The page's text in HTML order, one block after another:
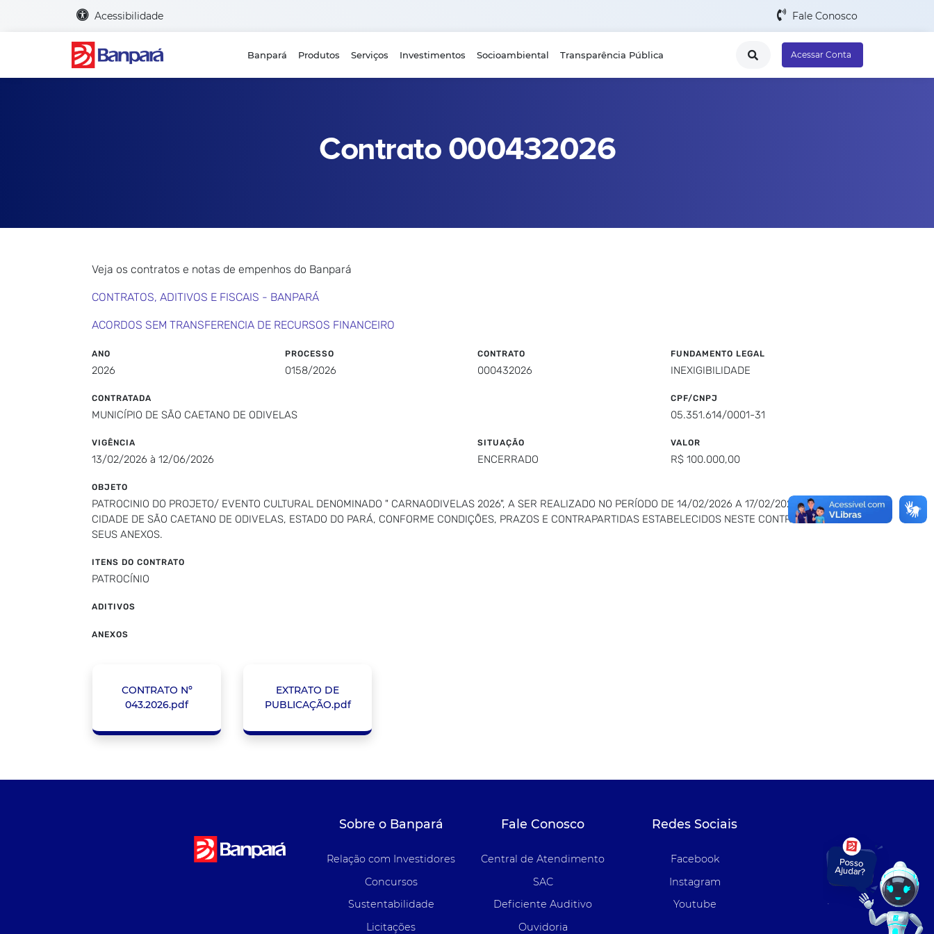
Acessibilidade Fale Conosco
Banpará Produtos Serviços Investimentos Socioambiental Transparência Pública Acessar Conta
Contrato 000432026
Veja os contratos e notas de empenhos do Banpará
CONTRATOS, ADITIVOS E FISCAIS - BANPARÁ
ACORDOS SEM TRANSFERENCIA DE RECURSOS FINANCEIRO
ANO
2026
PROCESSO
0158/2026
CONTRATO
000432026
FUNDAMENTO LEGAL
INEXIGIBILIDADE
CONTRATADA
MUNICÍPIO DE SÃO CAETANO DE ODIVELAS
CPF/CNPJ
05.351.614/0001-31
VIGÊNCIA
13/02/2026 à 12/06/2026
SITUAÇÃO
ENCERRADO
VALOR
R$ 100.000,00
OBJETO
PATROCINIO DO PROJETO/ EVENTO CULTURAL DENOMINADO " CARNAODIVELAS 2026", A SER REALIZADO NO PERÍODO DE 14/02/2026 A 17/02/2026, NA
CIDADE DE SÃO CAETANO DE ODIVELAS, ESTADO DO PARÁ, CONFORME CONDIÇÕES, PRAZOS E CONTRAPARTIDAS ESTABELECIDOS NESTE CONTRATO E EM
SEUS ANEXOS.
ITENS DO CONTRATO
PATROCÍNIO
ADITIVOS
ANEXOS
CONTRATO Nº
043.2026.pdf
EXTRATO DE
PUBLICAÇÃO.pdf
Sobre o Banpará
Relação com Investidores
Concursos
Sustentabilidade
Licitações
Fale Conosco
Central de Atendimento
SAC
Deficiente Auditivo
Ouvidoria
Redes Sociais
Facebook
Instagram
Youtube